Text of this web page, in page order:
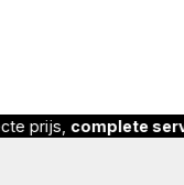
service